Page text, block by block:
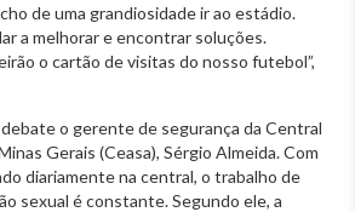
de uma grandiosidade ir ao estádio.
a melhorar e encontrar soluções.
o cartão de visitas do nosso futebol”,
o gerente de segurança da Central
Gerais (Ceasa), Sérgio Almeida. Com
diariamente na central, o trabalho de
sexual é constante. Segundo ele, a